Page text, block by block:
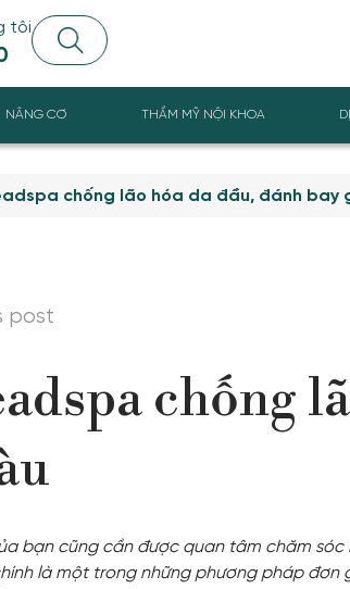
tôi
NÂNG CƠ THẨM MỸ NỘI KHOA
chống lão hóa da đầu, đánh bay
post
chống
bạn cũng cần được quan tâm chăm sóc
là một trong những phương pháp đơn